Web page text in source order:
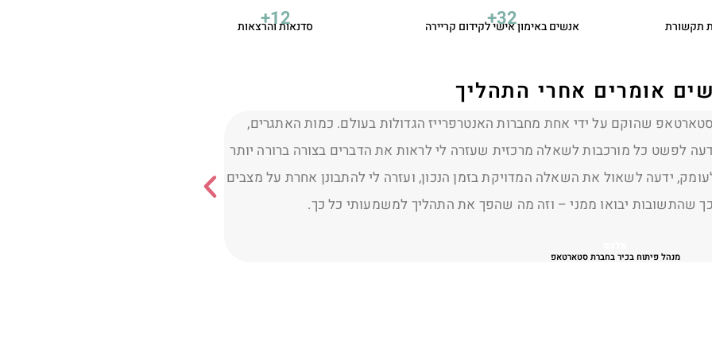
תקשורת
אנשים באימון אישי לקידום קריירה
65
+ סדנאות והרצאות
25
+
אומרים אחרי התהליך
Meeting with Tilli each week gave me dedicated time to focus on myself and
leader, she helped me gain new perspectives on how I work with
conversations I learned a great deal about myself, adjusted my thinking on
relate to the people around me. I’m grateful for the support, trust, and
Sr.Engineer / Team Lead
תרגילים פשוטים (לפעמים ממש